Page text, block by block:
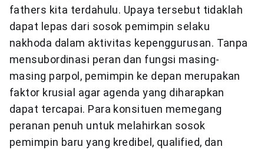
fathers kita terdahulu. Upaya tersebut tidaklah
dapat lepas dari sosok pemimpin selaku
nakhoda dalam aktivitas kepenggurusan. Tanpa
mensubordinasi peran dan fungsi masing-
masing parpol, pemimpin ke depan merupakan
faktor krusial agar agenda yang diharapkan
dapat tercapai. Para konsituen memegang
peranan penuh untuk melahirkan sosok
pemimpin baru yang kredibel, qualified, dan